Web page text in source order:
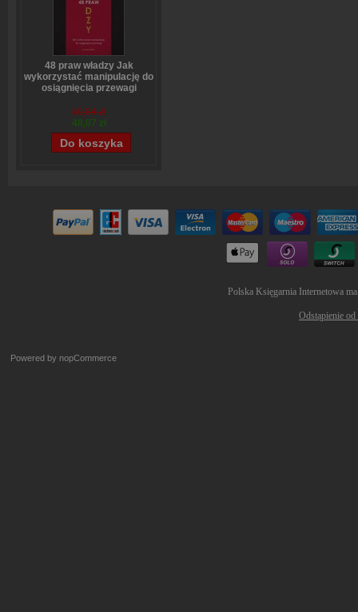
48 praw władzy Jak
wykorzystać manipulację do
osiągnięcia przewagi
59,84 zł
48,07 zł
Polska Księgarnia Internetowa
Odstąpienie
Powered by nopCommerce